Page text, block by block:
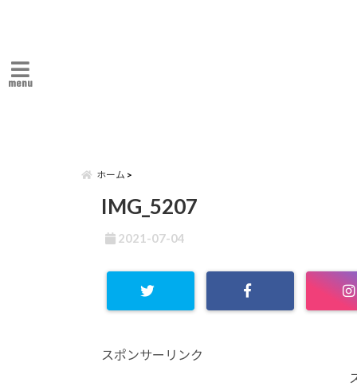
menu
ホーム
IMG_5207
2021-07-04
スポンサーリンク